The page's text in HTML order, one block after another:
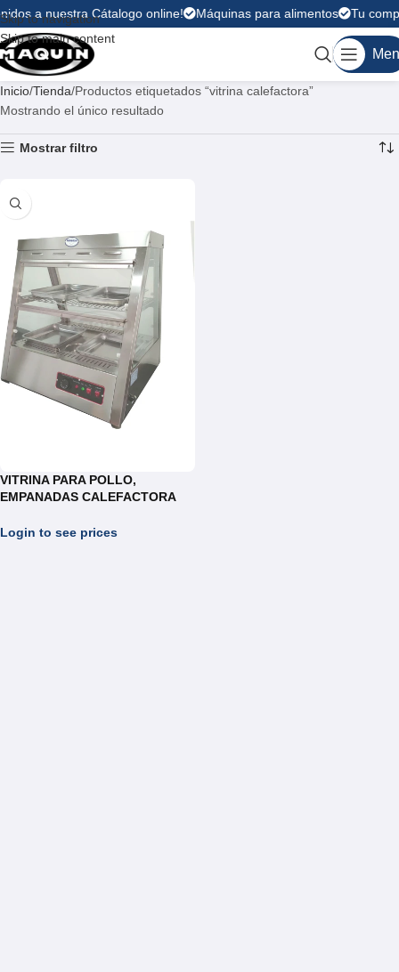
Skip to navigation
Skip to main content
a nuestra Cátalogo online! Máquinas para alimentos Tu
Inicio Tienda Productos etiquetados “vitrina calefactora”
Mostrando el único resultado
Mostrar filtro
VITRINA PARA POLLO,
EMPANADAS CALEFACTORA
Login to see prices